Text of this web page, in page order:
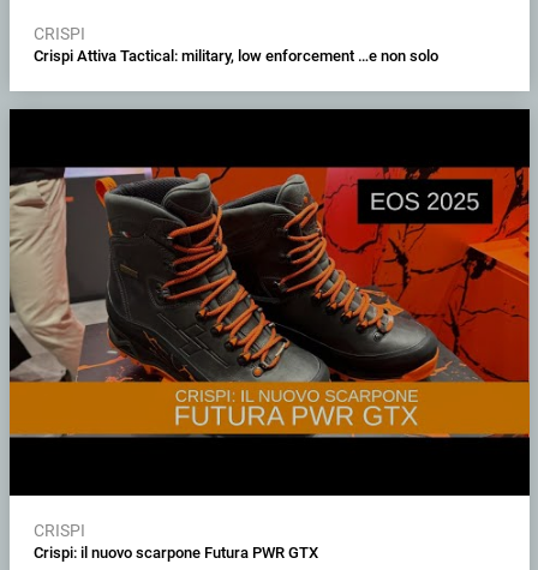
CRISPI
Crispi Attiva Tactical: military, low enforcement …e non solo
CRISPI
Crispi: il nuovo scarpone Futura PWR GTX